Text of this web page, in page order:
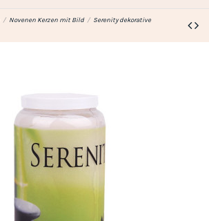
Novenen Kerzen mit Bild
Serenity dekorative